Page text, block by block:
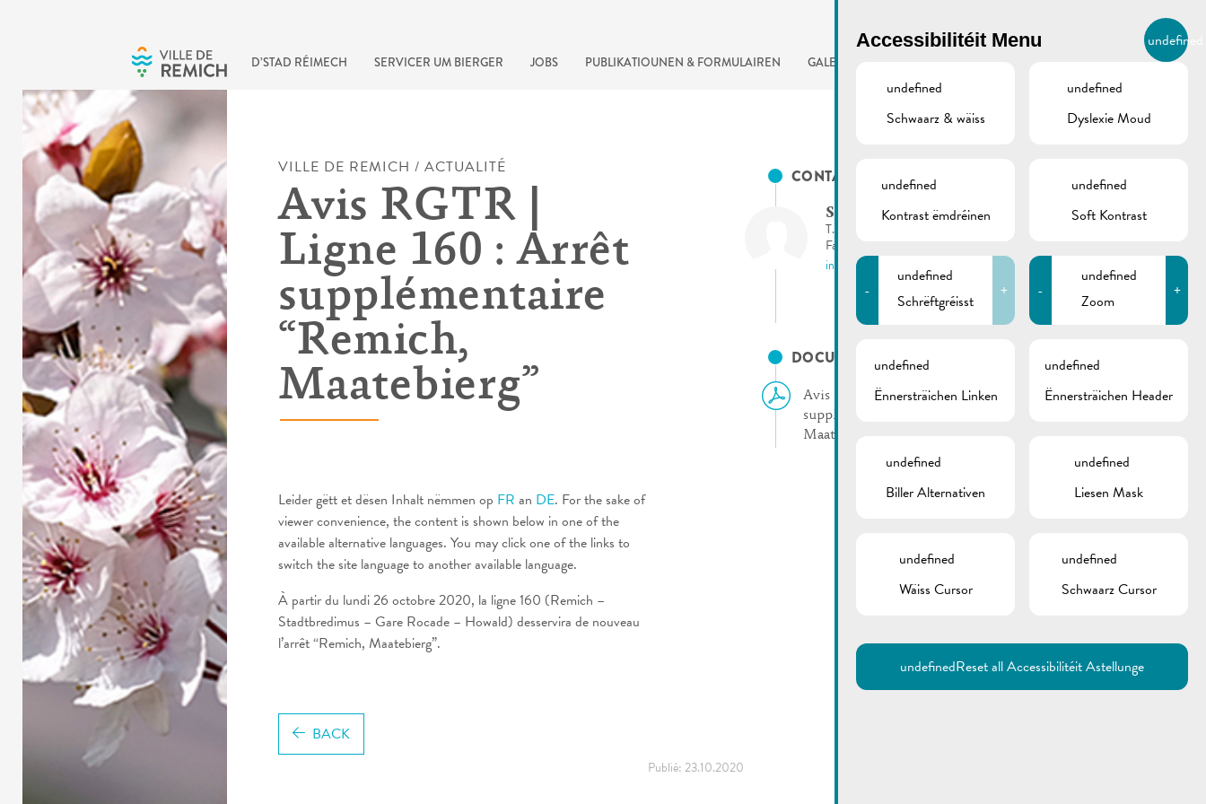
D’STAD RÉIMECH SERVICER UM BIERGER JOBS PUBLIKATIOUNEN & FORMULAIREN GALERIE LB
BIERGER.REMICH.LU
Utilisez la recherche pour
Comme par exemple des contacts, des
informations ou de documents.
VILLE DE REMICH / ACTUALITÉ
Avis RGTR |
Ligne 160 : Arrêt
supplémentaire
“Remich,
Maatebierg”
Publié:23.10.2020
Leider gëtt et dësen Inhalt nëmmen op FR an DE. For the sake of
viewer convenience, the content is shown below in one of the
available alternative languages. You may click one of the links to
switch the site language to another available language.
À partir du lundi 26 octobre 2020, la ligne 160 (Remich –
Stadtbredimus – Gare Rocade – Howald) desservira de nouveau
l’arrêt “Remich, Maatebierg”.
BACK
CONTACTS
Stad Réimech
T.:
Fax: (+352) 23 69 2-227
info@remich.lu
DOCUMENTS
Avis RGTR | Arrêt
supplémentaire “Remich,
Maatebierg”
Accessibilitéit Menu undefined
undefined
Schwaarz & wäiss
undefined
Dyslexie Moud
undefined
Kontrast ëmdréinen
undefined
Soft Kontrast
-
undefined
Schrëftgréisst
+ -
undefined
Zoom
+
undefined
Ënnersträichen Linken
undefined
Ënnersträichen Header
undefined
Biller Alternativen
undefined
Liesen Mask
undefined
Wäiss Cursor
undefined
Schwaarz Cursor
undefinedReset all Accessibilitéit Astellunge